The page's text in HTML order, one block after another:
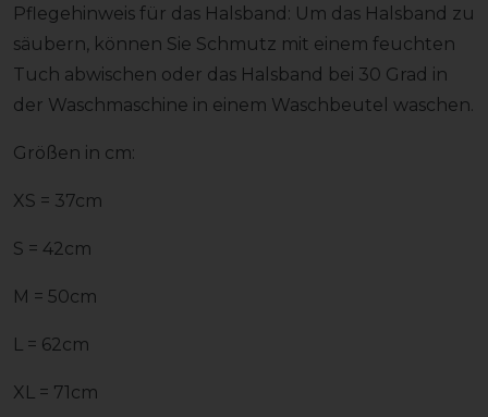
Pflegehinweis für das Halsband: Um das Halsband zu
säubern, können Sie Schmutz mit einem feuchten
Tuch abwischen oder das Halsband bei 30 Grad in
der Waschmaschine in einem Waschbeutel waschen.
Größen in cm:
XS = 37cm
S = 42cm
M = 50cm
L = 62cm
XL = 71cm